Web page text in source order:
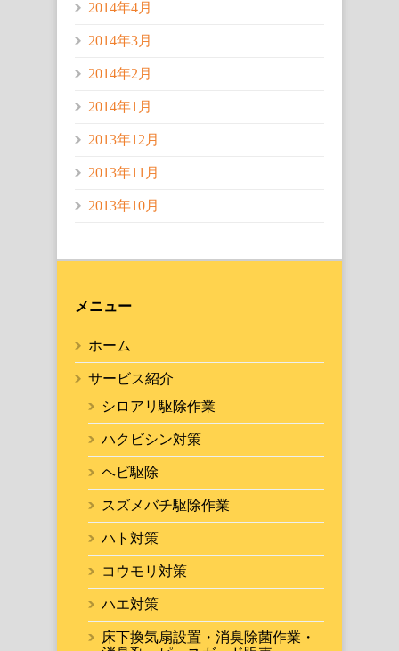
2014年4月
2014年3月
2014年2月
2014年1月
2013年12月
2013年11月
2013年10月
メニュー
ホーム
サービス紹介
シロアリ駆除作業
ハクビシン対策
ヘビ駆除
スズメバチ駆除作業
ハト対策
コウモリ対策
ハエ対策
床下換気扇設置・消臭除菌作業・